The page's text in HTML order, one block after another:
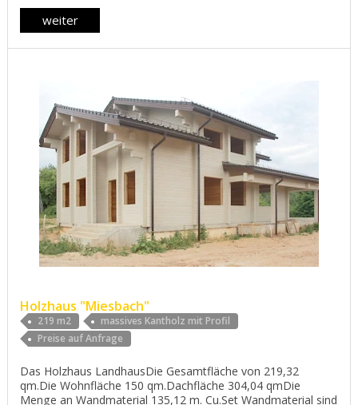
weiter
Holzhaus "Miesbach"
219 m2
massives Kantholz mit Profil
Preise auf Anfrage
Das Holzhaus LandhausDie Gesamtfläche von 219,32
qm.Die Wohnfläche 150 qm.Dachfläche 304,04 qmDie
Menge an Wandmaterial 135,12 m. Cu.Set Wandmaterial sind